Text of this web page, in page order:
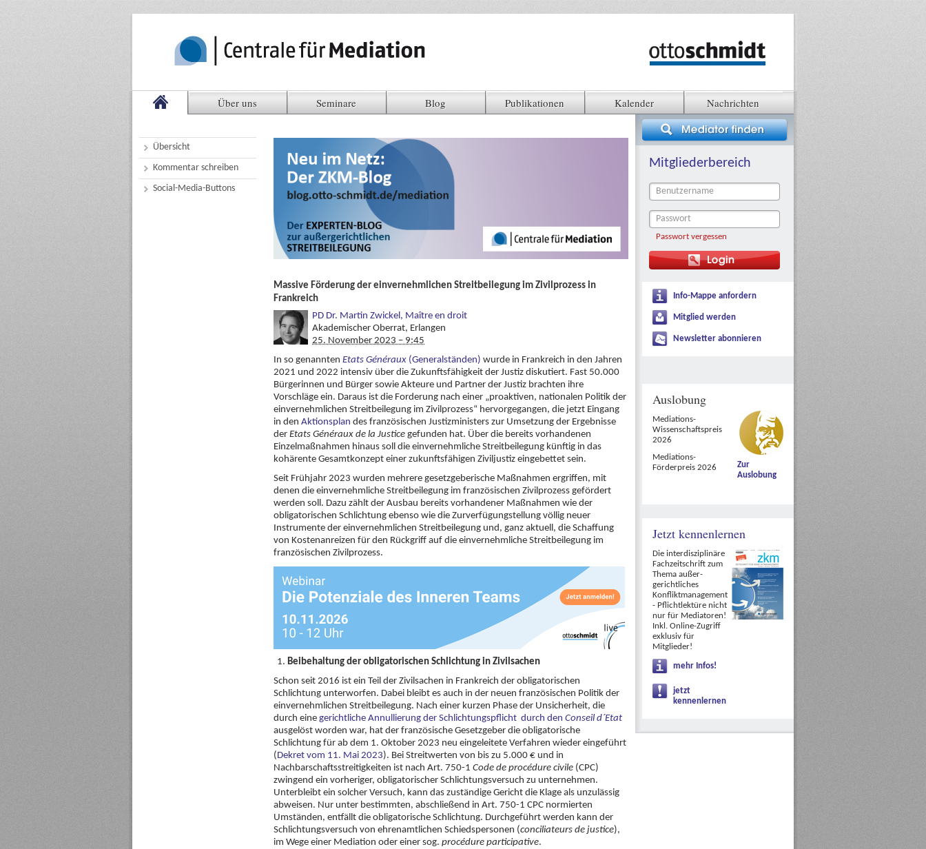
Über uns Seminare Blog Publikationen Kalender Nachrichten
Übersicht
Kommentar schreiben
Social-Media-Buttons
Massive Förderung der einvernehmlichen Streitbeilegung im Zivilprozess in
Frankreich
PD Dr. Martin Zwickel, Maître en droit
Akademischer Oberrat, Erlangen
25. November 2023 – 9:45
In so genannten Etats Généraux (Generalständen) wurde in Frankreich in den Jahren
2021 und 2022 intensiv über die Zukunftsfähigkeit der Justiz diskutiert. Fast 50.000
Bürgerinnen und Bürger sowie Akteure und Partner der Justiz brachten ihre
Vorschläge ein. Daraus ist die Forderung nach einer „proaktiven, nationalen Politik der
einvernehmlichen Streitbeilegung im Zivilprozess“ hervorgegangen, die jetzt Eingang
in den Aktionsplan des französischen Justizministers zur Umsetzung der Ergebnisse
der Etats Généraux de la Justice gefunden hat. Über die bereits vorhandenen
Einzelmaßnahmen hinaus soll die einvernehmliche Streitbeilegung künftig in das
kohärente Gesamtkonzept einer zukunftsfähigen Ziviljustiz eingebettet sein.
Seit Frühjahr 2023 wurden mehrere gesetzgeberische Maßnahmen ergriffen, mit
denen die einvernehmliche Streitbeilegung im französischen Zivilprozess gefördert
werden soll. Dazu zählt der Ausbau bereits vorhandener Maßnahmen wie der
obligatorischen Schlichtung ebenso wie die Zurverfügungstellung völlig neuer
Instrumente der einvernehmlichen Streitbeilegung und, ganz aktuell, die Schaffung
von Kostenanreizen für den Rückgriff auf die einvernehmliche Streitbeilegung im
französischen Zivilprozess.
Beibehaltung der obligatorischen Schlichtung in Zivilsachen
Schon seit 2016 ist ein Teil der Zivilsachen in Frankreich der obligatorischen
Schlichtung unterworfen. Dabei bleibt es auch in der neuen französischen Politik der
einvernehmlichen Streitbeilegung. Nach einer kurzen Phase der Unsicherheit, die
durch eine gerichtliche Annullierung der Schlichtungspflicht durch den Conseil d´Etat
ausgelöst worden war, hat der französische Gesetzgeber die obligatorische
Schlichtung für ab dem 1. Oktober 2023 neu eingeleitete Verfahren wieder eingeführt
(Dekret vom 11. Mai 2023). Bei Streitwerten von bis zu 5.000 € und in
Nachbarschaftsstreitigkeiten ist nach Art. 750-1 Code de procédure civile (CPC)
zwingend ein vorheriger, obligatorischer Schlichtungsversuch zu unternehmen.
Unterbleibt ein solcher Versuch, kann das zuständige Gericht die Klage als unzulässig
abweisen. Nur unter bestimmten, abschließend in Art. 750-1 CPC normierten
Umständen, entfällt die obligatorische Schlichtung. Durchgeführt werden kann der
Schlichtungsversuch von ehrenamtlichen Schiedspersonen (conciliateurs de justice),
im Wege einer Mediation oder einer sog. procédure participative.
Mitgliederbereich
Passwort vergessen
Info-Mappe anfordern
Mitglied werden
Newsletter abonnieren
Auslobung
Mediations-
Wissenschaftspreis
2026
Mediations-
Förderpreis 2026
Zur
Auslobung
Jetzt kennenlernen
Die interdisziplinäre
Fachzeitschrift zum
Thema außer-
gerichtliches
Konfliktmanagement
- Pflichtlektüre nicht
nur für Mediatoren!
Inkl. Online-Zugriff
exklusiv für
Mitglieder!
mehr Infos!
jetzt
kennenlernen